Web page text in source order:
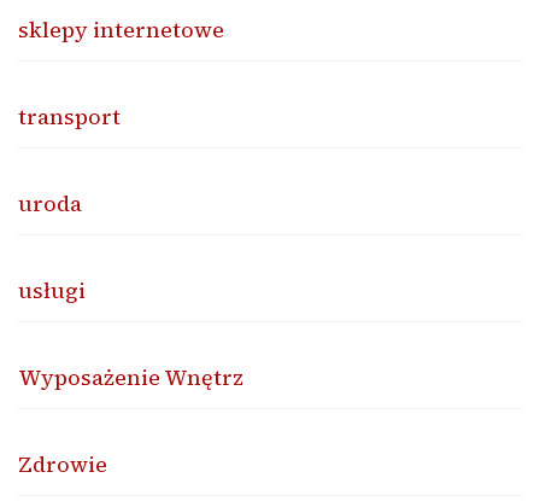
sklepy internetowe
transport
uroda
usługi
Wyposażenie Wnętrz
Zdrowie